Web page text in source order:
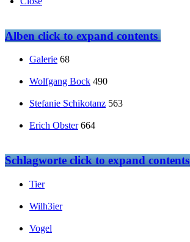
Albenclick to expand contents
Galerie 68
Wolfgang Bock 490
Stefanie Schikotanz 563
Erich Obster 664
Schlagworteclick to expand contents
Tier
Wilh3ier
Vogel